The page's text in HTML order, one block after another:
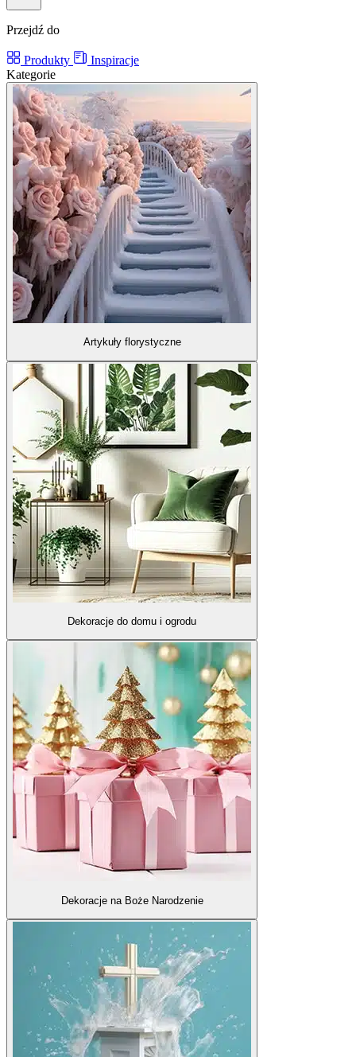
Przejdź do
Produkty
Inspiracje
Kategorie
Artykuły florystyczne
Dekoracje do domu i ogrodu
Dekoracje na Boże Narodzenie